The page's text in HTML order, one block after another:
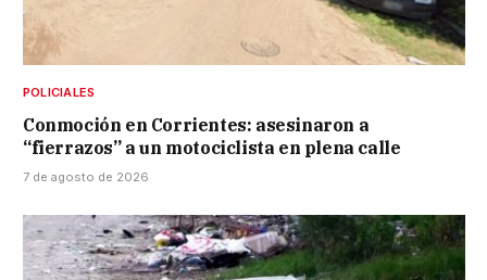
POLICIALES
Conmoción en Corrientes: asesinaron a
“fierrazos” a un motociclista en plena calle
7 de agosto de 2026